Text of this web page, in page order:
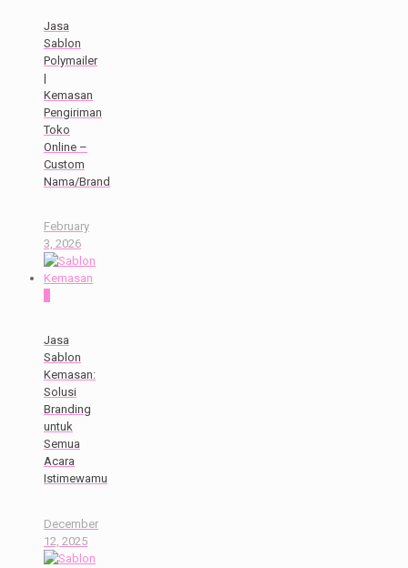
Jasa
Sablon
Polymailer
|
Kemasan
Pengiriman
Toko
Online –
Custom
Nama/Brand
February
3, 2026
Jasa
Sablon
Kemasan:
Solusi
Branding
untuk
Semua
Acara
Istimewamu
December
12, 2025